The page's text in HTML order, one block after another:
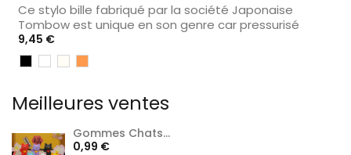
Ce stylo bille fabriqué par la société Japonaise
Tombow est unique en son genre car pressurisé
Prix
9,45 €
Meilleures ventes
Gommes Chats...
Prix
0,99 €